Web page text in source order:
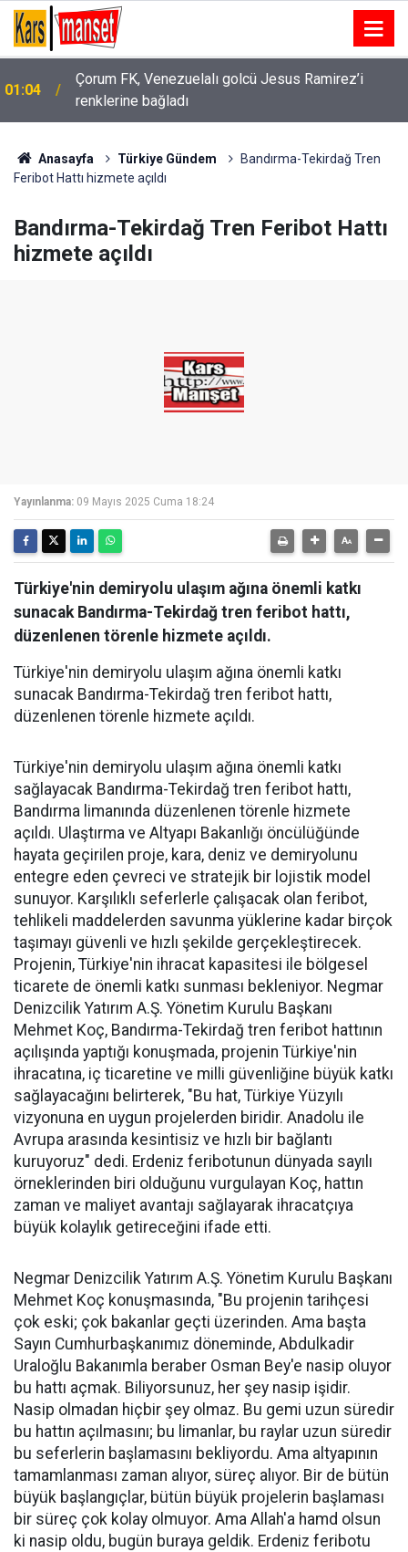
01:04
Çorum FK, Venezuelalı golcü Jesus Ramirez’i
renklerine bağladı
Anasayfa Türkiye Gündem
Bandırma-Tekirdağ Tren
Feribot Hattı hizmete açıldı
Bandırma-Tekirdağ Tren Feribot Hattı
hizmete açıldı
Yayınlanma: 09 Mayıs 2025 Cuma 18:24
Türkiye'nin demiryolu ulaşım ağına önemli katkı
sunacak Bandırma-Tekirdağ tren feribot hattı,
düzenlenen törenle hizmete açıldı.
Türkiye'nin demiryolu ulaşım ağına önemli katkı
sunacak Bandırma-Tekirdağ tren feribot hattı,
düzenlenen törenle hizmete açıldı.
Türkiye'nin demiryolu ulaşım ağına önemli katkı
sağlayacak Bandırma-Tekirdağ tren feribot hattı,
Bandırma limanında düzenlenen törenle hizmete
açıldı. Ulaştırma ve Altyapı Bakanlığı öncülüğünde
hayata geçirilen proje, kara, deniz ve demiryolunu
entegre eden çevreci ve stratejik bir lojistik model
sunuyor. Karşılıklı seferlerle çalışacak olan feribot,
tehlikeli maddelerden savunma yüklerine kadar birçok
taşımayı güvenli ve hızlı şekilde gerçekleştirecek.
Projenin, Türkiye'nin ihracat kapasitesi ile bölgesel
ticarete de önemli katkı sunması bekleniyor. Negmar
Denizcilik Yatırım A.Ş. Yönetim Kurulu Başkanı
Mehmet Koç, Bandırma-Tekirdağ tren feribot hattının
açılışında yaptığı konuşmada, projenin Türkiye'nin
ihracatına, iç ticaretine ve milli güvenliğine büyük katkı
sağlayacağını belirterek, "Bu hat, Türkiye Yüzyılı
vizyonuna en uygun projelerden biridir. Anadolu ile
Avrupa arasında kesintisiz ve hızlı bir bağlantı
kuruyoruz" dedi. Erdeniz feribotunun dünyada sayılı
örneklerinden biri olduğunu vurgulayan Koç, hattın
zaman ve maliyet avantajı sağlayarak ihracatçıya
büyük kolaylık getireceğini ifade etti.
Negmar Denizcilik Yatırım A.Ş. Yönetim Kurulu Başkanı
Mehmet Koç konuşmasında, "Bu projenin tarihçesi
çok eski; çok bakanlar geçti üzerinden. Ama başta
Sayın Cumhurbaşkanımız döneminde, Abdulkadir
Uraloğlu Bakanımla beraber Osman Bey'e nasip oluyor
bu hattı açmak. Biliyorsunuz, her şey nasip işidir.
Nasip olmadan hiçbir şey olmaz. Bu gemi uzun süredir
bu hattın açılmasını; bu limanlar, bu raylar uzun süredir
bu seferlerin başlamasını bekliyordu. Ama altyapının
tamamlanması zaman alıyor, süreç alıyor. Bir de bütün
büyük başlangıçlar, bütün büyük projelerin başlaması
bir süreç çok kolay olmuyor. Ama Allah'a hamd olsun
ki nasip oldu, bugün buraya geldik. Erdeniz feribotu